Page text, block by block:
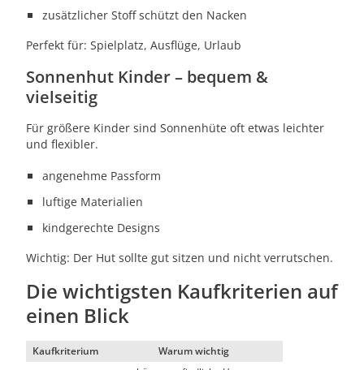
zusätzlicher Stoff schützt den Nacken
Perfekt für: Spielplatz, Ausflüge, Urlaub
Sonnenhut Kinder – bequem &
vielseitig
Für größere Kinder sind Sonnenhüte oft etwas leichter
und flexibler.
angenehme Passform
luftige Materialien
kindgerechte Designs
Wichtig: Der Hut sollte gut sitzen und nicht verrutschen.
Die wichtigsten Kaufkriterien auf
einen Blick
Kaufkriterium
Warum wichtig